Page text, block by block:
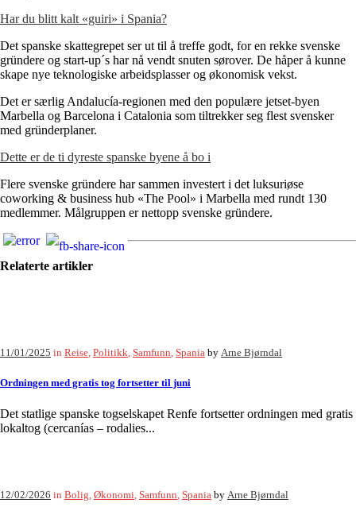
Har du blitt kalt «guiri» i Spania?
Det spanske skattegrepet ser ut til å treffe godt, for en rekke svenske
gründere og start-up´s har nå vendt snuten sørover. De håper å kunne
skape nye teknologiske arbeidsplasser og økonomisk vekst.
Det er særlig Andalucía-regionen med den populære jetset-byen
Marbella og Barcelona i Catalonia som tiltrekker seg flest svensker
med gründerplaner.
Dette er de ti dyreste spanske byene å bo i
Flere svenske gründere har sammen investert i det luksuriøse
coworking & business hub «The Pool» i Marbella med rundt 130
medlemmer. Målgruppen er nettopp svenske gründere.
Relaterte artikler
11/01/2025 in Reise Politikk Samfunn Spania by Arne Bjørndal
Ordningen med gratis tog fortsetter til juni
Det statlige spanske togselskapet Renfe fortsetter ordningen med gratis
lokaltog (cercanías – rodalies...
12/02/2026 in Bolig, Økonomi, Samfunn, Spania by Arne Bjørndal